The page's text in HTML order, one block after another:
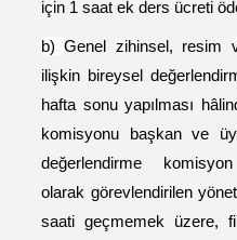
için 1 saat ek ders ücreti
b)Genel zihinsel, resim
ilişkin bireysel
hafta sonu yapılması
komisyonu başkan ve
değerlendirme komisyon
olarak görevlendirilen
saati geçmemek üzere,